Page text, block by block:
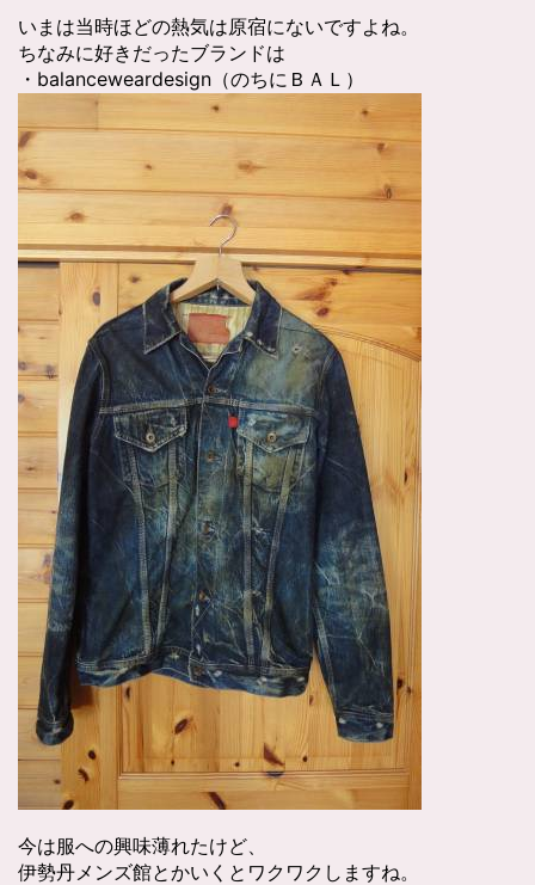
いまは当時ほどの熱気は原宿にないですよね。
ちなみに好きだったブランドは
・balanceweardesign（のちにＢＡＬ）
今は服への興味薄れたけど、
伊勢丹メンズ館とかいくとワクワクしますね。